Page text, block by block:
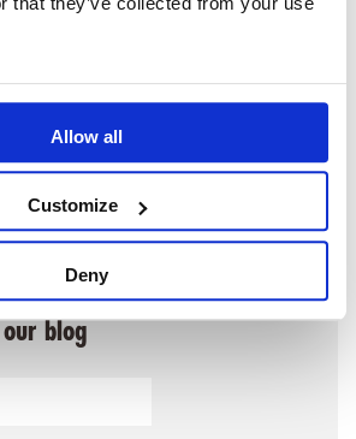
Allow all
Customize
Deny
blog